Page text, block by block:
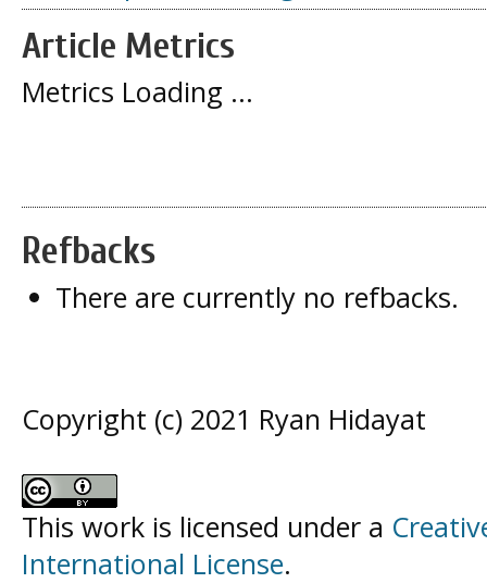
Article Metrics
Metrics Loading ...
Refbacks
There are currently no refbacks.
Copyright (c) 2021 Ryan Hidayat
This work is licensed under a
International License.